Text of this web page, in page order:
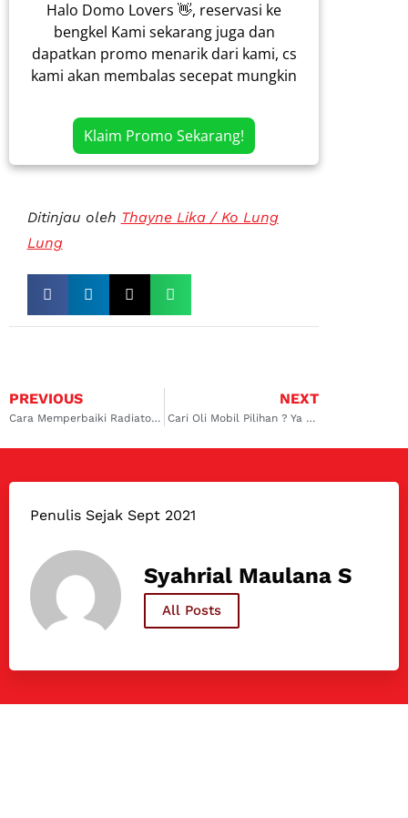
Halo Domo Lovers 👋, reservasi ke
bengkel Kami sekarang juga dan
dapatkan promo menarik dari kami, cs
kami akan membalas secepat mungkin
Klaim Promo Sekarang!
Ditinjau oleh Thayne Lika / Ko Lung
Lung
PREVIOUS
Cara Memperbaiki Radiator Buntu Tersumbat Dengan Benar
NEXT
Cari Oli Mobil Pilihan ? Ya Dokter Mobil Tempatnya
Penulis Sejak Sept 2021
Syahrial Maulana S
All Posts